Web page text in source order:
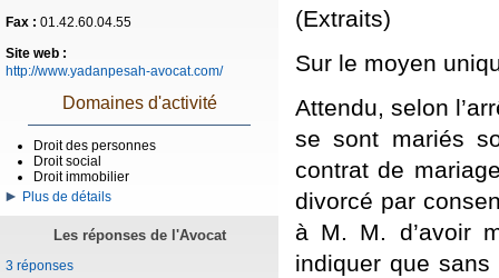
Fax : 01.42.60.04.55
Site web :
http://www.yadanpesah-avocat.com/
Domaines d'activité
Droit des personnes
Droit social
Droit immobilier
Plus de détails
Les réponses de l'Avocat
3 réponses
(Extraits)
Sur le moyen
Attendu, selon
se sont mariés
contrat de
divorcé par
à M. M. d’avoir
indiquer que